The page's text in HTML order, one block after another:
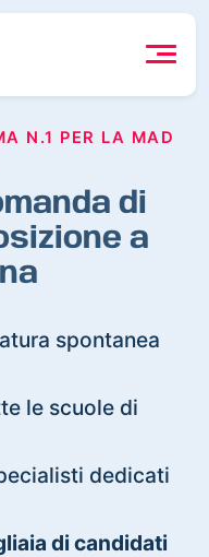
N.1 PER LA MAD
di
a
spontanea
le scuole di
dedicati
di candidati